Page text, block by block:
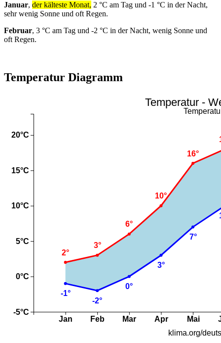
Januar, der kälteste Monat, 2 °C am Tag und -1 °C in der Nacht,
sehr wenig Sonne und oft Regen.
Februar, 3 °C am Tag und -2 °C in der Nacht, wenig Sonne und
oft Regen.
Temperatur Diagramm